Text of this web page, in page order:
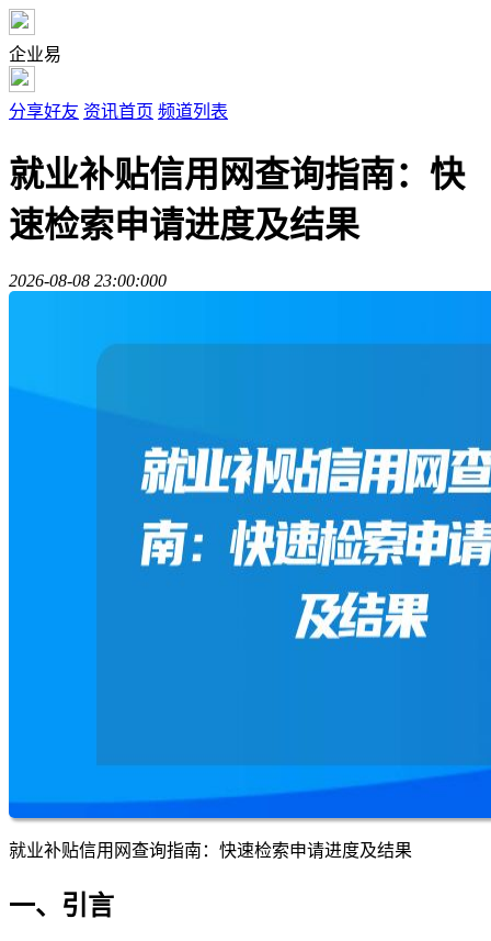
企业易
分享好友 资讯首页 频道列表
就业补贴信用网查询指南：快
速检索申请进度及结果
2026-08-08 23:00:000
就业补贴信用网查询指南：快速检索申请进度及结果
一、引言